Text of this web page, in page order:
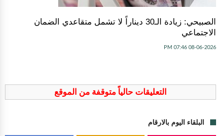
الصبيحي: زيادة الـ30 ديناراً لا تشمل متقاعدي الضمان
الاجتماعي
08-06-2026 07:46 PM
التعليقات حالياً متوقفة من الموقع
البلقاء اليوم بالارقام